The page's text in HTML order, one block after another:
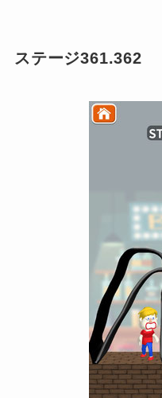
ステージ361.362